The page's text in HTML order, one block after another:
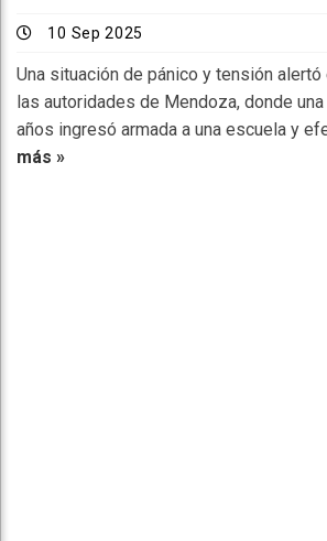
10 Sep 2025
Una situación de pánico y tensión
las autoridades de Mendoza, donde
años ingresó armada a una escuela y
más »